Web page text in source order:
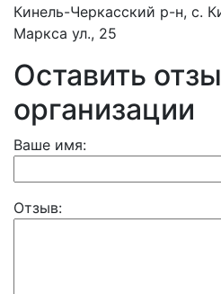
Кинель-Черкасский р-н, с.
Маркса ул., 25
Оставить
организации
Ваше имя:
Отзыв: